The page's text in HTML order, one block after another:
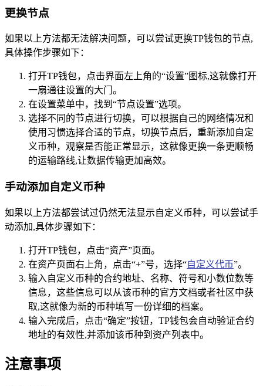
更换节点
如果以上方法都无法解决问题，可以尝试更换TP钱包的节点,
具体操作步骤如下：
打开TP钱包，点击界面左上角的“设置”图标,这就像打开
一扇通往设置的大门。
在设置菜单中，找到“节点设置”选项。
选择不同的节点进行切换，可以根据自己的网络情况和
使用习惯选择合适的节点，切换节点后，重新添加自定
义币种，观察是否能正常显示，这就像更换一条更顺畅
的运输路线,让数据传输更加高效。
手动添加自定义币种
如果以上方法都尝试过仍然无法显示自定义币种，可以尝试手
动添加,具体步骤如下：
打开TP钱包，点击“资产”页面。
在资产页面右上角，点击“+”号，选择“自定义代币”。
输入自定义币种的合约地址、名称、符号和小数位数等
信息，这些信息可以从该币种的官方文档或者社区中获
取,这就像为新的币种填写一份详细的档案。
输入完成后，点击“确定”按钮，TP钱包会自动验证合约
地址的有效性,并添加该币种到资产列表中。
注意事项